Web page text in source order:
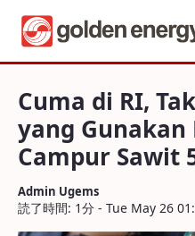
Cuma di RI, Tak
Cuma di RI,
yang Gunakan
Campur Sawit
Admin Ugems
読了時間: 1分 - Tue May 26